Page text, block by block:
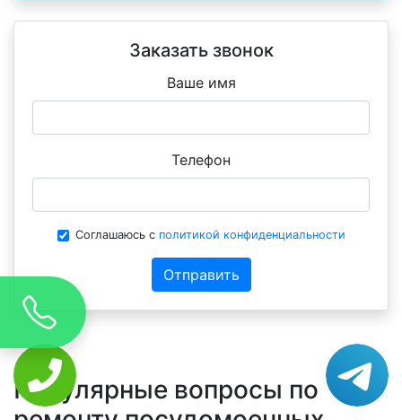
Заказать звонок
Ваше имя
Телефон
Соглашаюсь с политикой конфиденциальности
Отправить
Популярные вопросы по